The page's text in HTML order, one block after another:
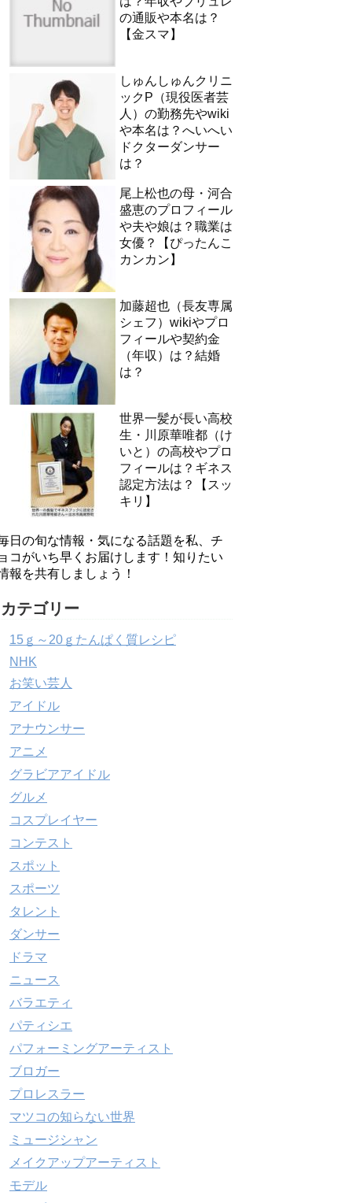
の通販や本名は？
【金スマ】
しゅんしゅんクリニ
ックP（現役医者芸
人）の勤務先やwiki
や本名は？へいへい
ドクターダンサー
は？
尾上松也の母・河合
盛恵のプロフィール
や夫や娘は？職業は
女優？【ぴったんこ
カンカン】
加藤超也（長友専属
シェフ）wikiやプロ
フィールや契約金
（年収）は？結婚
は？
世界一髪が長い高校
生・川原華唯都（け
いと）の高校やプロ
フィールは？ギネス
認定方法は？【スッ
キリ】
日の旬な情報・気になる話題を私、チ
コがいち早くお届けします！知りたい
報を共有しましょう！
カテゴリー
15ｇ～20ｇたんぱく質レシピ
NHK
お笑い芸人
アイドル
アナウンサー
アニメ
グラビアアイドル
グルメ
コスプレイヤー
コンテスト
スポット
スポーツ
タレント
ダンサー
ドラマ
ニュース
バラエティ
パティシエ
パフォーミングアーティスト
ブロガー
プロレスラー
マツコの知らない世界
ミュージシャン
メイクアップアーティスト
モデル